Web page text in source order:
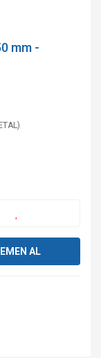
mm -
AL